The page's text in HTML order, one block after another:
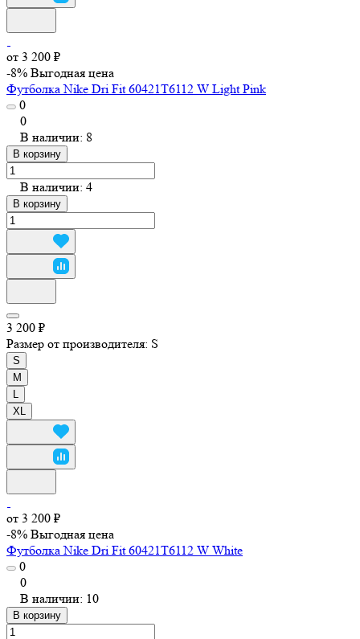
от 3 200 ₽
-8% Выгодная цена
Футболка Nike Dri Fit 60421T6112 W Light Pink
0
0
В наличии: 8
В корзину
В наличии: 4
В корзину
3 200 ₽
Размер от производителя: S
S
M
XL
от 3 200 ₽
-8% Выгодная цена
Футболка Nike Dri Fit 60421T6112 W White
0
0
В наличии: 10
В корзину